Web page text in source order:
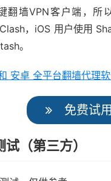
翻墙VPN客户端，所
，iOS 用户使用
。
安卓 全平台翻墙代理
免费试
（第三方）